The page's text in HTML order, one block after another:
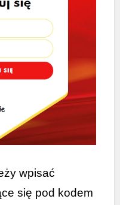
wpisać
się pod kodem